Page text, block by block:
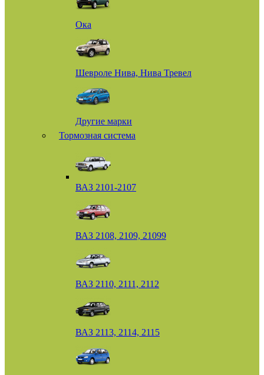
Ока
Шевроле Нива, Нива Тревел
Другие марки
Тормозная система
ВАЗ 2101-2107
ВАЗ 2108, 2109, 21099
ВАЗ 2110, 2111, 2112
ВАЗ 2113, 2114, 2115